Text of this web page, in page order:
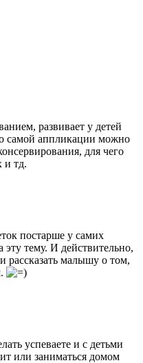
развивает у детей
самой аппликации можно
для чего
и тд.
постарше у самих
тему. И действительно,
рассказать малышу о том,
успеваете и с детьми
или заниматься домом